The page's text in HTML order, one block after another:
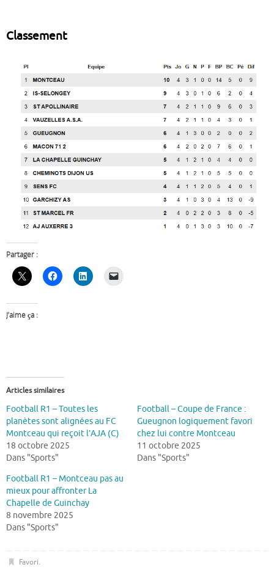
Classement
Partager :
J’aime ça :
Articles similaires
Football R1 – Toutes les
planètes sont alignées au FC
Montceau qui reçoit l’AJA (C)
18 octobre 2025
Dans "Sports"
Football – Coupe de France :
Gueugnon logiquement favori
chez lui contre Montceau
11 octobre 2025
Dans "Sports"
Football R1 – Montceau pas au
mieux pour affronter La
Chapelle de Guinchay
8 novembre 2025
Dans "Sports"
Favori.